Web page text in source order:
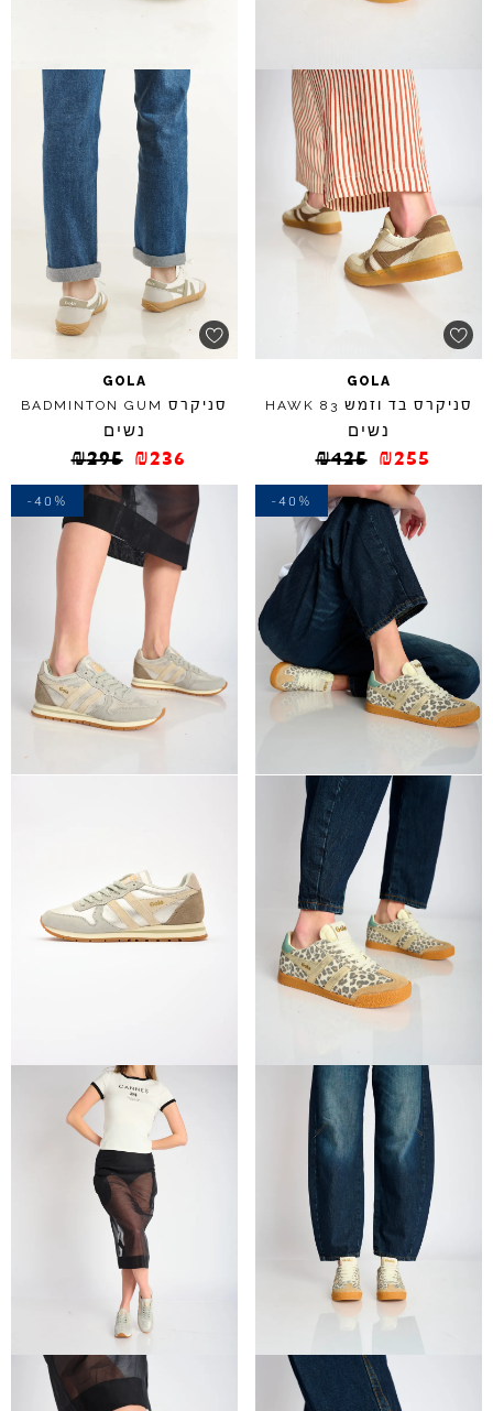
GOLA
סניקרס בד וזמש HAWK 83
נשים
₪425 ₪255
GOLA
סניקרס BADMINTON GUM
נשים
₪295 ₪236
-40%
-40%